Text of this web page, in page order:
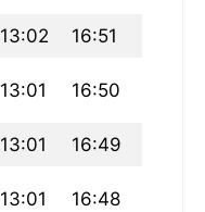
13:02 16:51
13:01 16:50
13:01 16:49
13:01 16:48